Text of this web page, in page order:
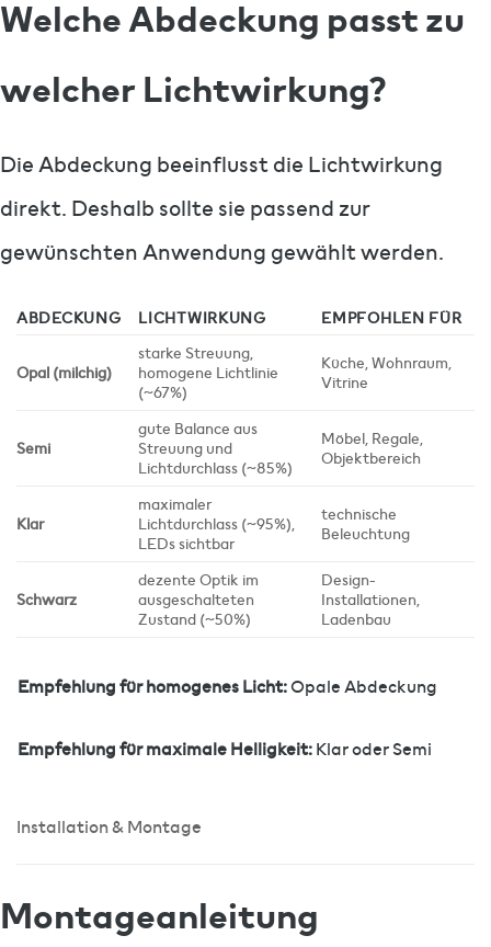
Welche Abdeckung passt zu
welcher Lichtwirkung?
Die Abdeckung beeinflusst die Lichtwirkung
direkt. Deshalb sollte sie passend zur
gewünschten Anwendung gewählt werden.
ABDECKUNG LICHTWIRKUNG EMPFOHLEN FÜR
Opal (milchig)
starke Streuung,
homogene Lichtlinie
(~67%)
Küche, Wohnraum,
Vitrine
Semi
gute Balance aus
Streuung und
Lichtdurchlass (~85%)
Möbel, Regale,
Objektbereich
Klar
maximaler
Lichtdurchlass (~95%),
LEDs sichtbar
technische
Beleuchtung
Schwarz
dezente Optik im
ausgeschalteten
Zustand (~50%)
Design-
Installationen,
Ladenbau
Empfehlung für homogenes Licht:Opale Abdeckung
Empfehlung für maximale Helligkeit:Klar oder Semi
Installation & Montage
Montageanleitung